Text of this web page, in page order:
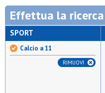
Effettua la ricerca
SPORT
Calcio a 11
RIMUOVI